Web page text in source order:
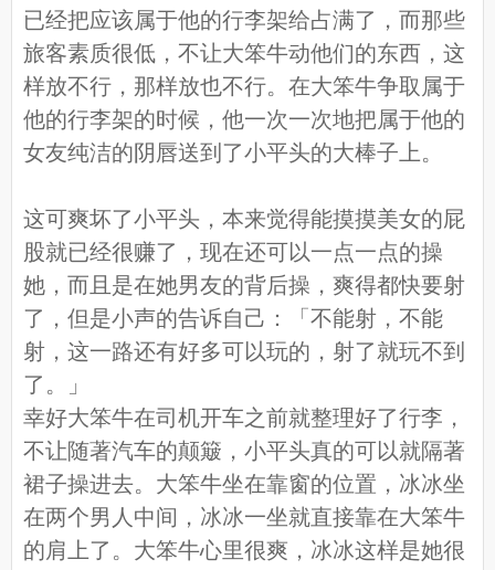
已经把应该属于他的行李架给占满了，而那些
旅客素质很低，不让大笨牛动他们的东西，这
样放不行，那样放也不行。在大笨牛争取属于
他的行李架的时候，他一次一次地把属于他的
女友纯洁的阴唇送到了小平头的大棒子上。
这可爽坏了小平头，本来觉得能摸摸美女的屁
股就已经很赚了，现在还可以一点一点的操
她，而且是在她男友的背后操，爽得都快要射
了，但是小声的告诉自己：「不能射，不能
射，这一路还有好多可以玩的，射了就玩不到
了。」
幸好大笨牛在司机开车之前就整理好了行李，
不让随著汽车的颠簸，小平头真的可以就隔著
裙子操进去。大笨牛坐在靠窗的位置，冰冰坐
在两个男人中间，冰冰一坐就直接靠在大笨牛
的肩上了。大笨牛心里很爽，冰冰这样是她很